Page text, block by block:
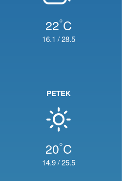
22°C
16.1 /28.5
PETEK
20°C
14.9/25.5